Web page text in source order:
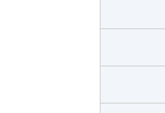
長沢
長沢
長沢